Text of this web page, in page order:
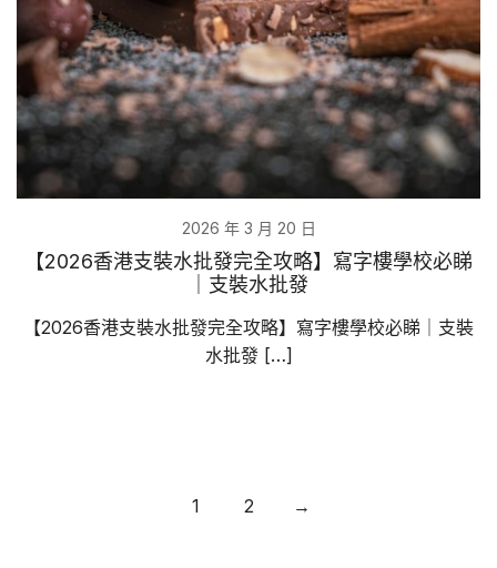
2026 年 3 月 20 日
【2026香港支裝水批發完全攻略】寫字樓學校必睇
｜支裝水批發
【2026香港支裝水批發完全攻略】寫字樓學校必睇｜支裝
水批發 […]
1 2 →